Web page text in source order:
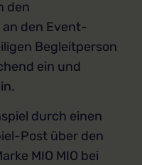
den
den Event-
Begleitperson
ein und
durch einen
Post über den
MIO MIO bei